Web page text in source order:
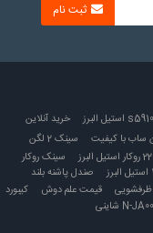
ثبت نام
خرید آنلاین
ساب با کیفیت
سینک 2 لگن
سینک روکار
صندل پاشنه بلند
قیمت علم دوش
کیبورد